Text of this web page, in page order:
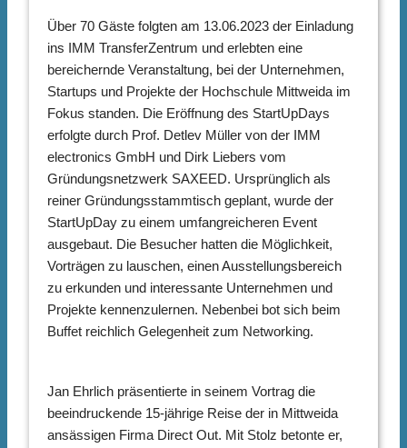
Über 70 Gäste folgten am 13.06.2023 der Einladung
ins IMM TransferZentrum und erlebten eine
bereichernde Veranstaltung, bei der Unternehmen,
Startups und Projekte der Hochschule Mittweida im
Fokus standen. Die Eröffnung des StartUpDays
erfolgte durch Prof. Detlev Müller von der IMM
electronics GmbH und Dirk Liebers vom
Gründungsnetzwerk SAXEED. Ursprünglich als
reiner Gründungsstammtisch geplant, wurde der
StartUpDay zu einem umfangreicheren Event
ausgebaut. Die Besucher hatten die Möglichkeit,
Vorträgen zu lauschen, einen Ausstellungsbereich
zu erkunden und interessante Unternehmen und
Projekte kennenzulernen. Nebenbei bot sich beim
Buffet reichlich Gelegenheit zum Networking.
Jan Ehrlich präsentierte in seinem Vortrag die
beeindruckende 15-jährige Reise der in Mittweida
ansässigen Firma Direct Out. Mit Stolz betonte er,